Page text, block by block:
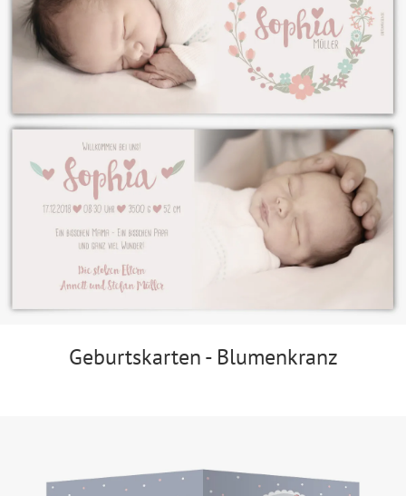
Geburtskarten - Blumenkranz